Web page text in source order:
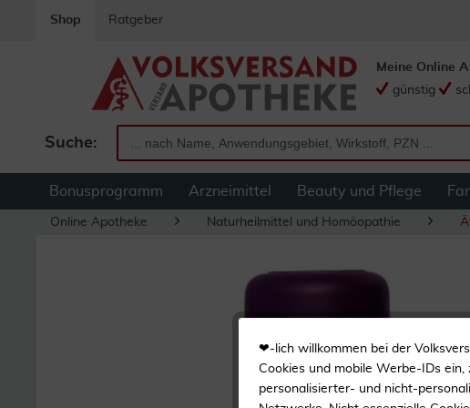
Shop Ratgeber
Suche:
Meine Online
günstig
Bonusprogramm Arzneimittel Beauty und Pflege
Online Apotheke Naturheilmittel und Homöopathie
❤-lich willkommen bei der
Cookies und mobile Werbe-IDs
personalisierter- und nicht-